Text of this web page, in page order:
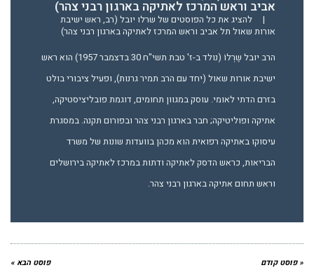
אביב וראש המרכז לאתיקה בארגון רבני צהר)
|
להציג את כל הפוסטים של שרלו יובל (רב, ראש ישיבת
אורות שאול תל אביב וראש המרכז לאתיקה בארגון רבני צהר)
הרב יובל שֶרְלוֹ (נולד ב-ז' טבת תשי"ח 30 בדצמבר 1957) הוא ראש
ישיבת אורות שאול (יחד עם הרב תמיר גרנות), ופעיל ציבורי בולט
בזרם הדתי לאומי. עוסק במגוון תחומים, דוגמת פובליציסטיקה,
אתיקה ופוליטיקה; חבר בארגון רבני צהר ובפורום תקנה. במסגרת
עיסוקו באתיקה רפואית הוא מכהן בוועדות שונות של משרד
הבריאות, כראש הדסק לאתיקה ודתות במרכז לאתיקה בירושלים
וראש תחום אתיקה בארגון רבני צהר.
« פוסט קודם פוסט הבא »